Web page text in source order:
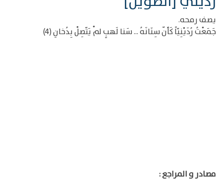
يصف رمحه.
جَمَعْتُ رُدَيْنِيّاً كَأنّ سِنَانَهُ ... سَنا لَهبٍ لمْ يَتّصِلْ بِدُخانِ (4)
مصادر و المراجع :